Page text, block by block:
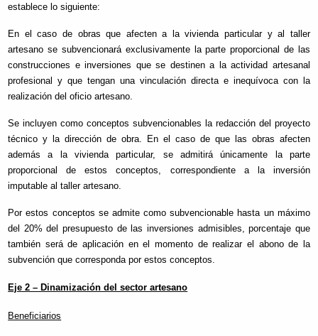
establece lo siguiente:
En el caso de obras que afecten a la vivienda particular y al taller
artesano se subvencionará exclusivamente la parte proporcional de las
construcciones e inversiones que se destinen a la actividad artesanal
profesional y que tengan una vinculación directa e inequívoca con la
realización del oficio artesano.
Se incluyen como conceptos subvencionables la redacción del proyecto
técnico y la dirección de obra. En el caso de que las obras afecten
además a la vivienda particular, se admitirá únicamente la parte
proporcional de estos conceptos, correspondiente a la inversión
imputable al taller artesano.
Por estos conceptos se admite como subvencionable hasta un máximo
del 20% del presupuesto de las inversiones admisibles, porcentaje que
también será de aplicación en el momento de realizar el abono de la
subvención que corresponda por estos conceptos.
Eje 2 – Dinamización del sector artesano
Beneficiarios